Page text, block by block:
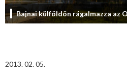
Bajnai külföldön rágalmazza az
2013. 02. 05.